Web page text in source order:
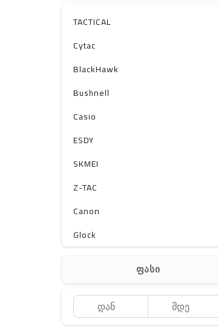
სხვა
Off-Road
TACTICAL
Cytac
BlackHawk
Bushnell
Casio
ESDY
SKMEI
Z-TAC
Canon
Glock
Lancer Tactical
ფასი